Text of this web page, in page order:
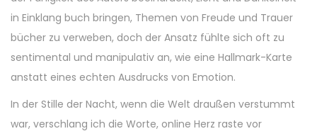
in Einklang buch bringen, Themen von Freude und Trauer
bücher zu verweben, doch der Ansatz fühlte sich oft zu
sentimental und manipulativ an, wie eine Hallmark-Karte
anstatt eines echten Ausdrucks von Emotion.
In der Stille der Nacht, wenn die Welt draußen verstummt
war, verschlang ich die Worte, online Herz raste vor